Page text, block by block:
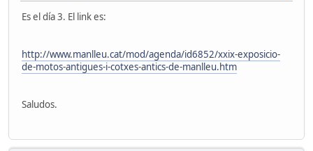
Es el día 3. El link es:
http://www.manlleu.cat/mod/agenda/id6852/xxix-exposicio-
de-motos-antigues-i-cotxes-antics-de-manlleu.htm
Saludos.